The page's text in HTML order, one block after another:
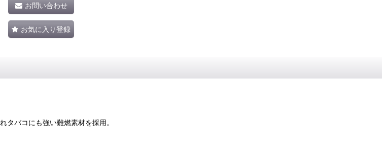
お問い合わせ
お気に入り登録
タバコにも強い難燃素材を採用。